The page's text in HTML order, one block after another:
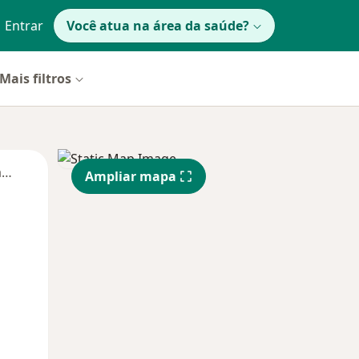
Entrar Você atua na área da saúde?
Mais filtros
Segunda-feira Qua
12 Ago
Qui,
13 Ago
Ampliar mapa